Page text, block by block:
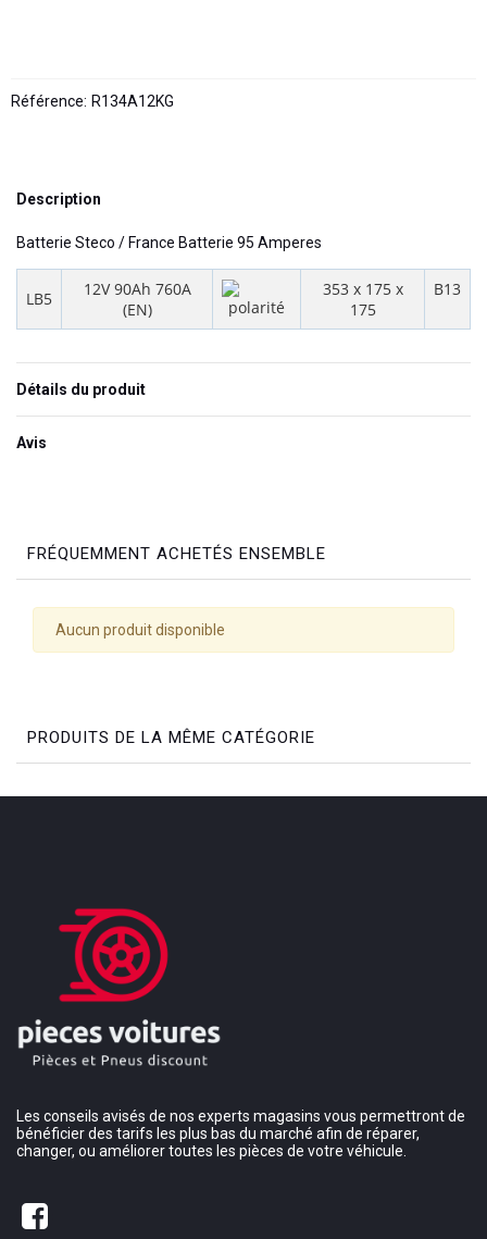
Référence: R134A12KG
Description
Batterie Steco / France Batterie 95 Amperes
LB5
12V 90Ah 760A
(EN)
353 x 175 x
175
B13
Détails du produit
Avis
FRÉQUEMMENT ACHETÉS ENSEMBLE
Aucun produit disponible
PRODUITS DE LA MÊME CATÉGORIE
Les conseils avisés de nos experts magasins vous permettront de
bénéficier des tarifs les plus bas du marché afin de réparer,
changer, ou améliorer toutes les pièces de votre véhicule.